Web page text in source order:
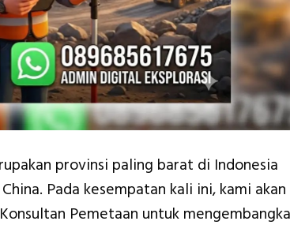
provinsi paling barat di Indonesia
Pada kesempatan kali ini, kami akan
Pemetaan untuk